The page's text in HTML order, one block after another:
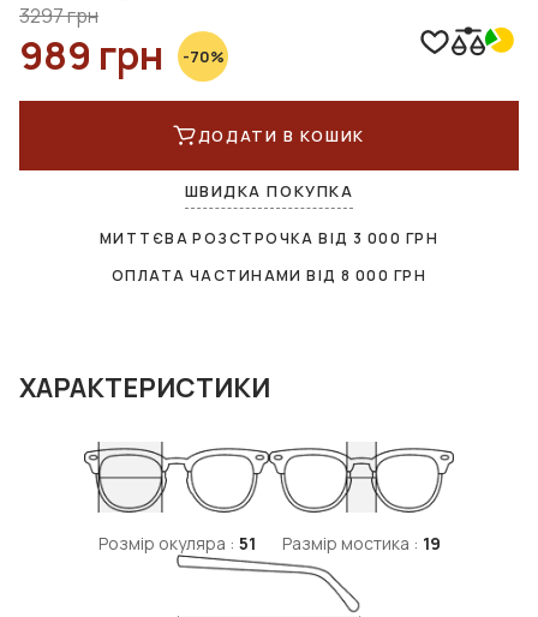
3297 грн
989 грн -70%
ДОДАТИ В КОШИК
ШВИДКА ПОКУПКА
МИТТЄВА РОЗСТРОЧКА ВІД 3 000 ГРН
ОПЛАТА ЧАСТИНАМИ ВІД8 000 ГРН
ХАРАКТЕРИСТИКИ
Розмір окуляра : 51 Размір мостика : 19